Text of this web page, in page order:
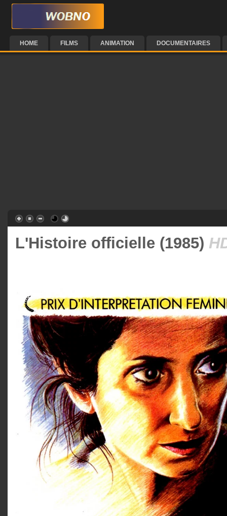
HOME FILMS ANIMATION DOCUMENTAIRES
L'Histoire officielle (1985)